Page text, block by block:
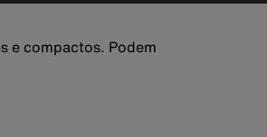
e compactos. Podem